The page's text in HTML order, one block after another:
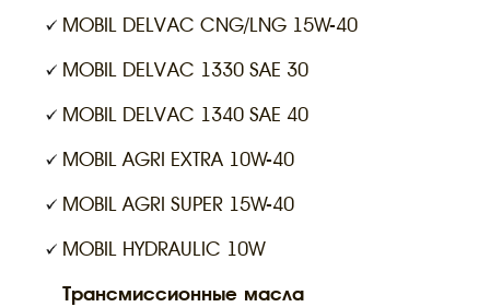
MOBIL DELVAC CNG/LNG 15W-40
MOBIL DELVAC 1330 SAE 30
MOBIL DELVAC 1340 SAE 40
MOBIL AGRI EXTRA 10W-40
MOBIL AGRI SUPER 15W-40
MOBIL HYDRAULIC 10W
трансмиссионные масла